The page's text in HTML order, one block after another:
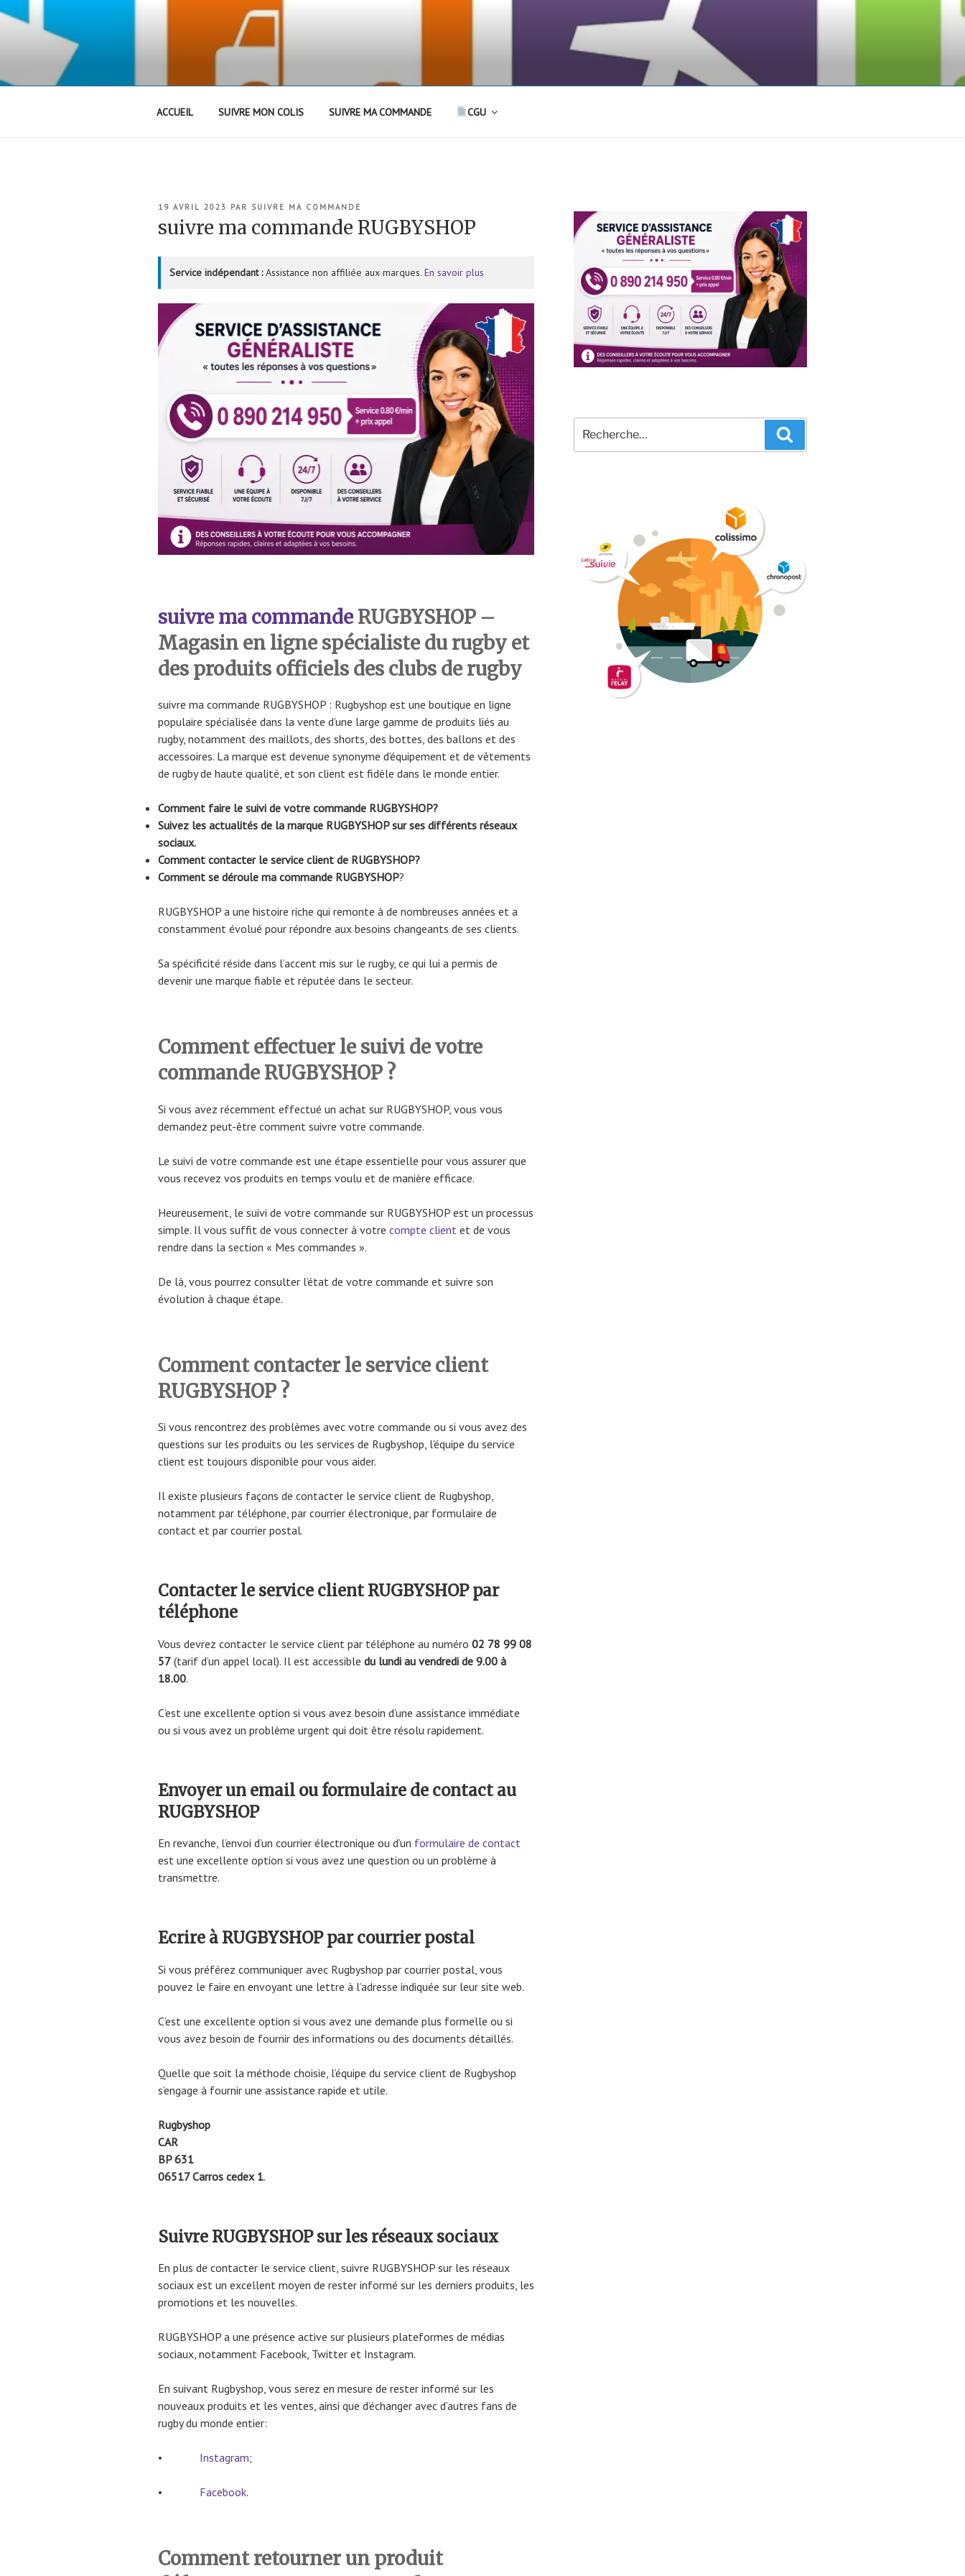
Aller
ACCUEIL SUIVRE MON COLIS SUIVRE MA COMMANDE CGU
PUBLIÉ
19 AVRIL 2023 PAR SUIVRE MA COMMANDE
suivre ma commande RUGBYSHOP
Service indépendant :Assistance non affiliée aux marques. En savoir plus
suivre ma commande RUGBYSHOP –
Magasin en ligne spécialiste du rugby et
des produits officiels des clubs de rugby
suivre ma commande RUGBYSHOP : Rugbyshop est une boutique en ligne
populaire spécialisée dans la vente d’une large gamme de produits liés au
rugby, notamment des maillots, des shorts, des bottes, des ballons et des
accessoires. La marque est devenue synonyme d’équipement et de vêtements
de rugby de haute qualité, et son client est fidèle dans le monde entier.
Comment faire le suivi de votre commande RUGBYSHOP?
Suivez les actualités de la marque RUGBYSHOP sur ses différents réseaux
sociaux.
Comment contacter le service client de RUGBYSHOP?
Comment se déroule ma commande RUGBYSHOP?
RUGBYSHOP a une histoire riche qui remonte à de nombreuses années et a
constamment évolué pour répondre aux besoins changeants de ses clients.
Sa spécificité réside dans l’accent mis sur le rugby, ce qui lui a permis de
devenir une marque fiable et réputée dans le secteur.
Comment effectuer le suivi de votre
commande RUGBYSHOP ?
Si vous avez récemment effectué un achat sur RUGBYSHOP, vous vous
demandez peut-être comment suivre votre commande.
Le suivi de votre commande est une étape essentielle pour vous assurer que
vous recevez vos produits en temps voulu et de manière efficace.
Heureusement, le suivi de votre commande sur RUGBYSHOP est un processus
simple. Il vous suffit de vous connecter à votre compte client et de vous
rendre dans la section « Mes commandes ».
De là, vous pourrez consulter l’état de votre commande et suivre son
évolution à chaque étape.
Comment contacter le service client
RUGBYSHOP ?
Si vous rencontrez des problèmes avec votre commande ou si vous avez des
questions sur les produits ou les services de Rugbyshop, l’équipe du service
client est toujours disponible pour vous aider.
Il existe plusieurs façons de contacter le service client de Rugbyshop,
notamment par téléphone, par courrier électronique, par formulaire de
contact et par courrier postal.
Contacter le service client RUGBYSHOP par
téléphone
Vous devrez contacter le service client par téléphone au numéro 02 78 99 08
57 (tarif d’un appel local). Il est accessible du lundi au vendredi de 9.00 à
18.00.
C’est une excellente option si vous avez besoin d’une assistance immédiate
ou si vous avez un problème urgent qui doit être résolu rapidement.
Envoyer un email ou formulaire de contact au
RUGBYSHOP
En revanche, l’envoi d’un courrier électronique ou d’un formulaire de contact
est une excellente option si vous avez une question ou un problème à
transmettre.
Ecrire à RUGBYSHOP par courrier postal
Si vous préférez communiquer avec Rugbyshop par courrier postal, vous
pouvez le faire en envoyant une lettre à l’adresse indiquée sur leur site web.
C’est une excellente option si vous avez une demande plus formelle ou si
vous avez besoin de fournir des informations ou des documents détaillés.
Quelle que soit la méthode choisie, l’équipe du service client de Rugbyshop
s’engage à fournir une assistance rapide et utile.
Rugbyshop
CAR
BP 631
06517 Carros cedex 1.
Suivre RUGBYSHOP sur les réseaux sociaux
En plus de contacter le service client, suivre RUGBYSHOP sur les réseaux
sociaux est un excellent moyen de rester informé sur les derniers produits, les
promotions et les nouvelles.
RUGBYSHOP a une présence active sur plusieurs plateformes de médias
sociaux, notamment Facebook, Twitter et Instagram.
En suivant Rugbyshop, vous serez en mesure de rester informé sur les
nouveaux produits et les ventes, ainsi que d’échanger avec d’autres fans de
rugby du monde entier:
• Instagram;
• Facebook.
Comment retourner un produit
pour